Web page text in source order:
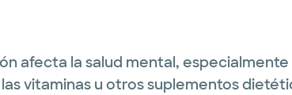
afecta la salud mental,
vitaminas u otros suplementos